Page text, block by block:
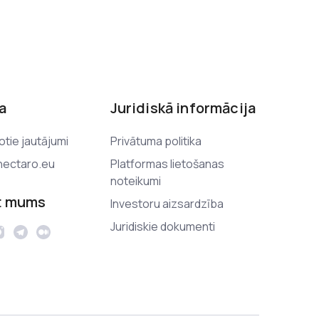
jautājumi
Juridiskā informācija
Privātuma politika
Platformas lietošanas
noteikumi
Investoru aizsardzība
Juridiskie dokumenti